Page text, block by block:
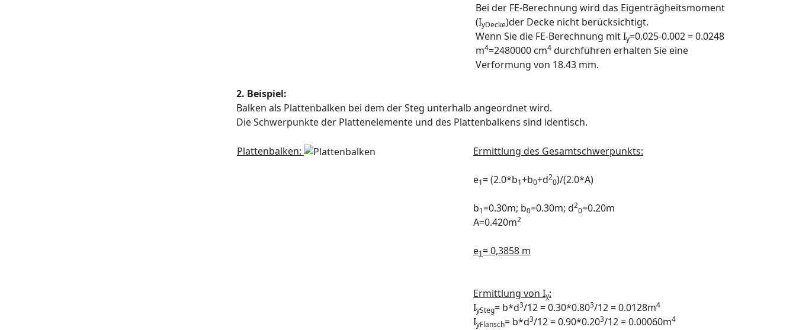
Bei der FE-Berechnung wird das Eigenträgheitsmoment
(IyDecke)der Decke nicht berücksichtigt.
Wenn Sie die FE-Berechnung mit Iy=0.025-0.002 = 0.0248
m4=2480000 cm4 durchführen erhalten Sie eine
Verformung von 18.43 mm.
2. Beispiel:
Balken als Plattenbalken bei dem der Steg unterhalb angeordnet wird.
Die Schwerpunkte der Plattenelemente und des Plattenbalkens sind identisch.
Plattenbalken: Ermittlung des Gesamtschwerpunkts:
e1= (2.0*b1+b0+d2
0)/(2.0*A)
b1=0.30m; b0=0.30m; d2
0=0.20m
A=0.420m2
e1= 0,3858 m
Ermittlung von Iy:
IySteg= b*d3/12 = 0.30*0.803/12 = 0.0128m4
IyFlansch= b*d3/12 = 0.90*0.203/12 = 0.00060m4